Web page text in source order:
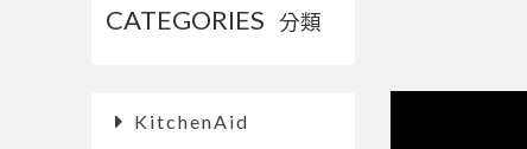
CATEGORIES 分類
KitchenAid